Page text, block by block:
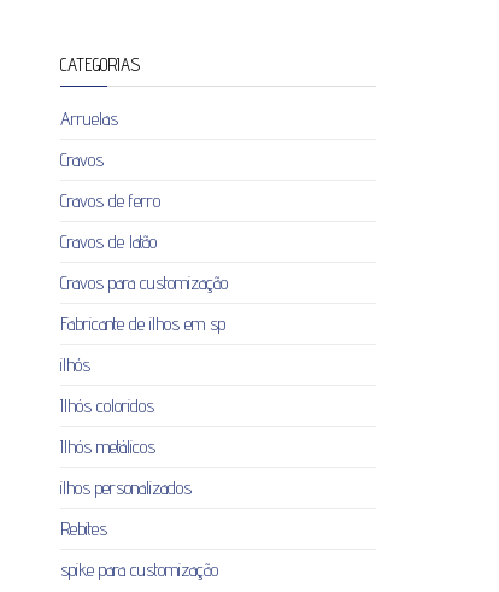
CATEGORIAS
Arruelas
Cravos
Cravos de ferro
Cravos de latão
Cravos para customização
Fabricante de ilhos em sp
ilhós
Ilhós coloridos
Ilhós metálicos
ilhos personalizados
Rebites
spike para customização